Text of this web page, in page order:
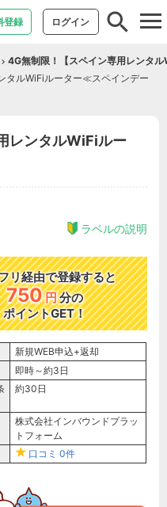
登録 ログイン
4G無制限！【スペイン専用レンタ
タルWiFiルーター≪スペインデー
レンタルWiFiルー
ラベルの説明
リ経由で登録すると
750円分の
ポイントGET！
新規WEB申込+返却
即時～約3日
約30日
株式会社インバウンドプラッ
トフォーム
口コミ 0件